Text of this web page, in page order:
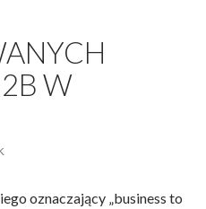
W
oznaczający „business to